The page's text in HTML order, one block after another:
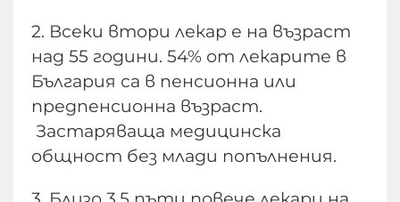
2. Всеки втори лекар е на възраст
над 55 години. 54% от лекарите в
България са в пенсионна или
предпенсионна възраст.
Застаряваща медицинска
общност без млади попълнения.